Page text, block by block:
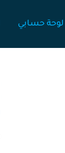
لوحة حسابي